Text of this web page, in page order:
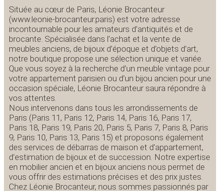
Située au cœur de Paris, Léonie Brocanteur
(www.leonie-brocanteur.paris) est votre adresse
incontournable pour les amateurs d’antiquités et de
brocante. Spécialisée dans l’achat et la vente de
meubles anciens, de bijoux d’époque et d’objets d’art,
notre boutique propose une sélection unique et variée.
Que vous soyez à la recherche d’un meuble vintage pour
votre appartement parisien ou d’un bijou ancien pour une
occasion spéciale, Léonie Brocanteur saura répondre à
vos attentes.
Nous intervenons dans tous les arrondissements de
Paris (Paris 11, Paris 12, Paris 14, Paris 16, Paris 17,
Paris 18, Paris 19, Paris 20, Paris 5, Paris 7, Paris 8, Paris
9, Paris 10, Paris 13, Paris 15) et proposons également
des services de débarras de maison et d’appartement,
d’estimation de bijoux et de succession. Notre expertise
en mobilier ancien et en bijoux anciens nous permet de
vous offrir des estimations précises et des prix justes.
Chez Léonie Brocanteur, nous sommes passionnés par